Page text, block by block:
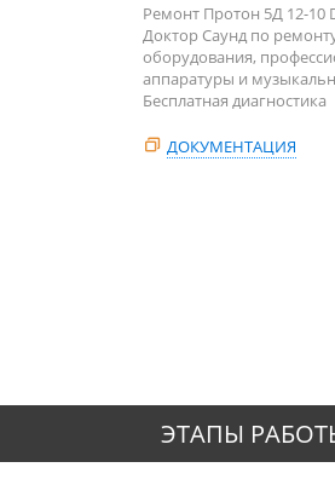
Ремонт Протон 5Д 12-10
Доктор Саунд по
оборудования,
аппаратуры и
Бесплатная диагностика
ДОКУМЕНТАЦИЯ
ЭТАПЫ